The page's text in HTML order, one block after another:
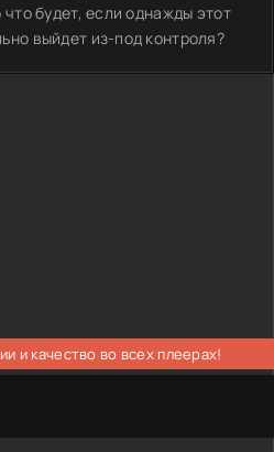
будет, если однажды этот
выйдет из-под контроля?
и качество во всех плеерах!